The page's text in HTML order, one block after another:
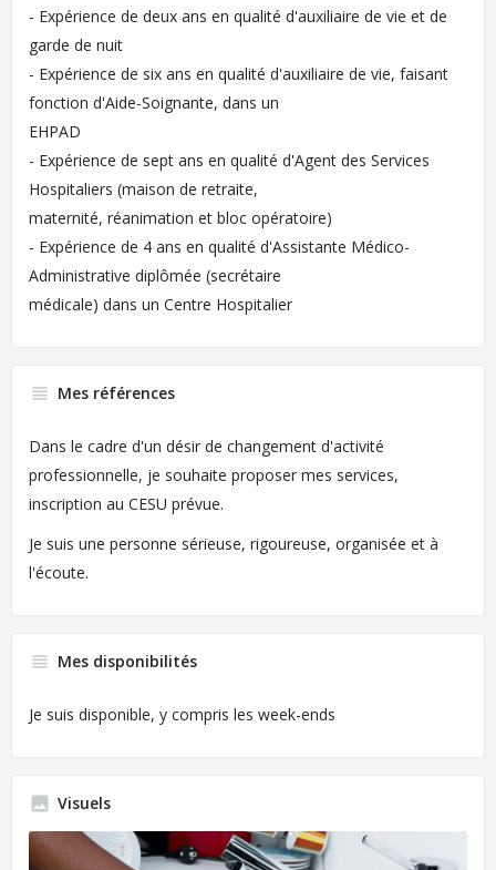
- Expérience de deux ans en qualité d'auxiliaire de vie et de
garde de nuit
- Expérience de six ans en qualité d'auxiliaire de vie, faisant
fonction d'Aide-Soignante, dans un
EHPAD
- Expérience de sept ans en qualité d'Agent des Services
Hospitaliers (maison de retraite,
maternité, réanimation et bloc opératoire)
- Expérience de 4 ans en qualité d'Assistante Médico-
Administrative diplômée (secrétaire
médicale) dans un Centre Hospitalier
Mes références
Dans le cadre d'un désir de changement d'activité
professionnelle, je souhaite proposer mes services,
inscription au CESU prévue.
Je suis une personne sérieuse, rigoureuse, organisée et à
l'écoute.
Mes disponibilités
Je suis disponible, y compris les week-ends
Visuels